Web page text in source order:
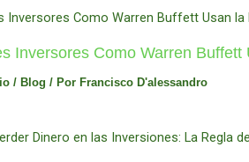
Inversores Como Warren
/ Blog / Por Francisco D'alessandro